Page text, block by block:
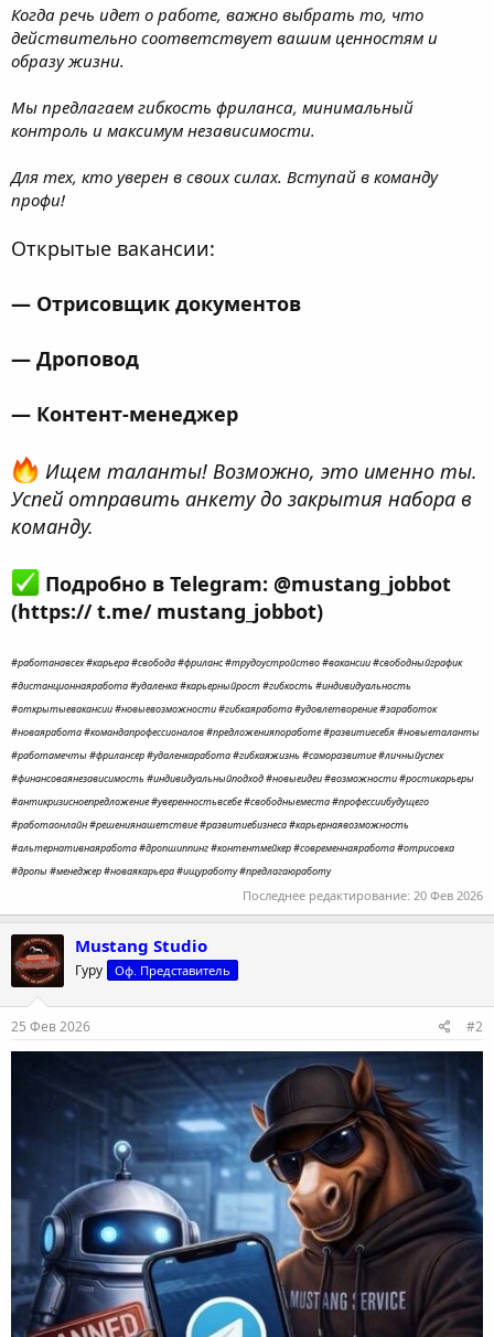
Когда речь идет о работе, важно выбрать то, что
действительно соответствует вашим ценностям и
образу жизни.
Мы предлагаем гибкость фриланса, минимальный
контроль и максимум независимости.
Для тех, кто уверен в своих силах. Вступай в команду
профи!
Открытые вакансии:
— Отрисовщик документов
— Дроповод
— Контент-менеджер
Ищем таланты! Возможно, это именно ты.
Успей отправить анкету до закрытия набора в
команду.
Подробно в Telegram: @mustang_jobbot
(https:// t.me/ mustang_jobbot)
#работанавсех #карьера #свобода #фриланс #трудоустройство #вакансии #свободныйграфик
#дистанционнаяработа #удаленка #карьерныйрост #гибкость #индивидуальность
#открытыевакансии #новыевозможности #гибкаяработа #удовлетворение #заработок
#новаяработа #командапрофессионалов #предложенияпоработе #развитиесебя #новыеталанты
#работамечты #фрилансер #удаленкаработа #гибкаяжизнь #саморазвитие #личныйуспех
#финансоваянезависимость #индивидуальныйподход #новыеидеи #возможности #ростикарьеры
#антикризисноепредложение #уверенностьвсебе #свободныеместа #профессиибудущего
#работаонлайн #решениянашетствие #развитиебизнеса #карьернаявозможность
#альтернативнаяработа #дропшиппинг #контентмейкер #современнаяработа #отрисовка
#дропы #менеджер #новаякарьера #ищуработу #предлагаюработу
Последнее редактирование: 20 Фев 2026
Mustang Studio
Гуру Оф. Представитель
25 Фев 2026 #2